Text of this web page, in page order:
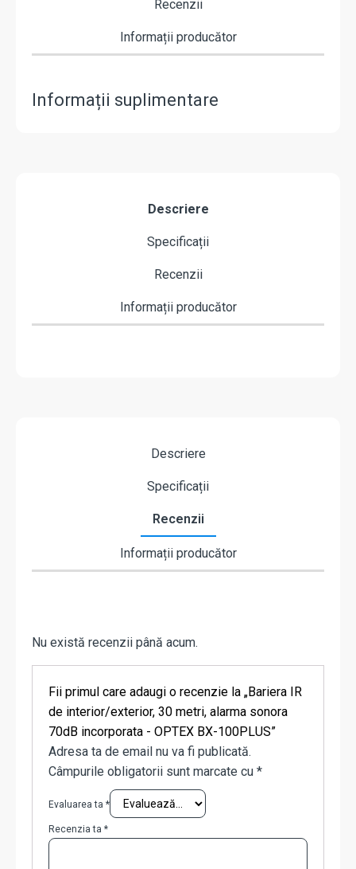
Recenzii
Informații producător
Informații suplimentare
Descriere
Specificații
Recenzii
Informații producător
Descriere
Specificații
Recenzii
Informații producător
Nu există recenzii până acum.
Fii primul care adaugi o recenzie la „Bariera IR
de interior/exterior, 30 metri, alarma sonora
70dB incorporata - OPTEX BX-100PLUS”
Adresa ta de email nu va fi publicată.
Câmpurile obligatorii sunt marcate cu *
Evaluarea ta *
Recenzia ta *